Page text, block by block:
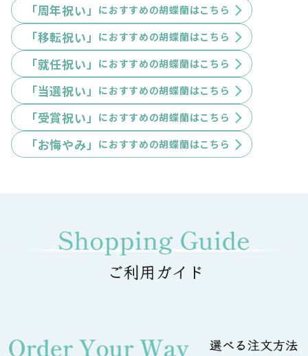
「周年祝い」 におすすめの胡蝶蘭はこちら
「移転祝い」 におすすめの胡蝶蘭はこちら
「就任祝い」 におすすめの胡蝶蘭はこちら
「当選祝い」 におすすめの胡蝶蘭はこちら
「受賞祝い」 におすすめの胡蝶蘭はこちら
「お悔やみ」 におすすめの胡蝶蘭はこちら